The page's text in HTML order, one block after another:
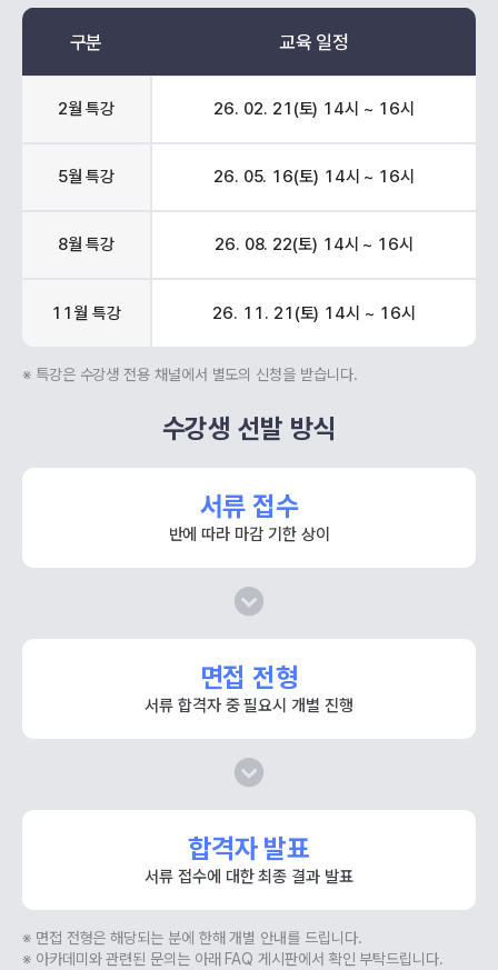
구분 교육 일정
2월 특강 26. 02. 21(토) 14시 ~ 16시
5월 특강 26. 05. 16(토) 14시 ~ 16시
8월 특강 26. 08. 22(토) 14시 ~ 16시
11월 특강 26. 11. 21(토) 14시 ~ 16시
※ 특강은 수강생 전용 채널에서 별도의 신청을 받습니다.
수강생 선발 방식
서류 접수
반에 따라 마감 기한 상이
면접 전형
서류 합격자 중 필요시 개별 진행
합격자 발표
서류 접수에 대한 최종 결과 발표
※ 면접 전형은 해당되는 분에 한해 개별 안내를 드립니다.
※ 아카데미와 관련된 문의는 아래 FAQ 게시판에서 확인 부탁드립니다.